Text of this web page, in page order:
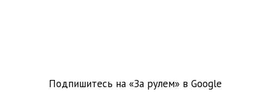
Подпишитесь на «За рулем» в Google